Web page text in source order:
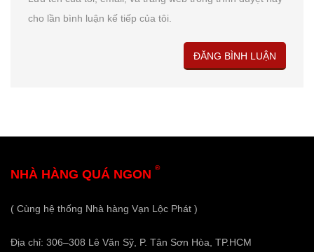
cho lần bình luận kế tiếp của tôi.
NHÀ HÀNG QUÁ NGON ®
( Cùng hệ thống Nhà hàng Vạn Lộc Phát )
Địa chỉ: 306–308 Lê Văn Sỹ, P. Tân Sơn Hòa, TP.HCM